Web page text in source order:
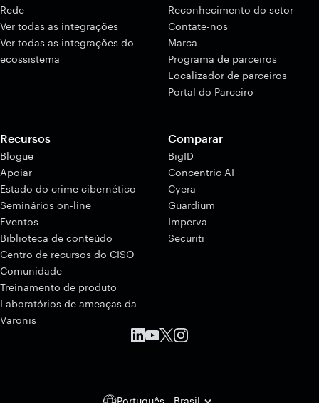
Rede
Ver todas as integrações
Ver todas as integrações do
ecossistema
Reconhecimento do setor
Contate-nos
Marca
Programa de parceiros
Localizador de parceiros
Portal do Parceiro
Recursos
Blogue
Apoiar
Estado do crime cibernético
Seminários on-line
Eventos
Biblioteca de conteúdo
Centro de recursos do CISO
Comunidade
Treinamento de produto
Laboratórios de ameaças da
Varonis
Comparar
BigID
Concentric AI
Cyera
Guardium
Imperva
Securiti